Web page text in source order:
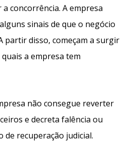
concorrência. A empresa
sinais de que o negócio
partir disso, começam a surgir
a empresa tem
não consegue reverter
e decreta falência ou
de recuperação judicial.